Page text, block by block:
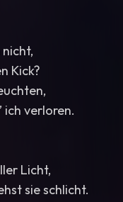
Kick?
ich verloren.
Licht,
sie schlicht.